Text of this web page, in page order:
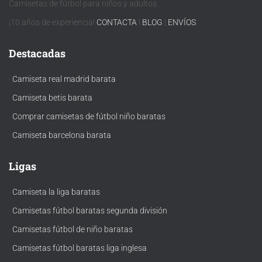
Camisetas de fútbol para niños y adultos.
¡10 años de experiencia! CONTACTA | BLOG | ENVÍOS
Destacadas
· Camiseta real madrid barata
· Camiseta betis barata
· Comprar camisetas de fútbol niño baratas
· Camiseta barcelona barata
Ligas
· Camiseta la liga baratas
· Camisetas fútbol baratas segunda división
· Camisetas fútbol de niño baratas
· Camisetas fútbol baratas liga inglesa